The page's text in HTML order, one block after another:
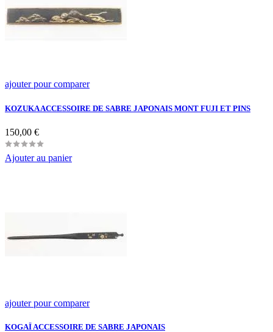
ajouter pour comparer
KOZUKA ACCESSOIRE DE SABRE JAPONAIS MONT FUJI ET PINS
Prix
150,00 €
Ajouter au panier
ajouter pour comparer
KOGAÏ ACCESSOIRE DE SABRE JAPONAIS